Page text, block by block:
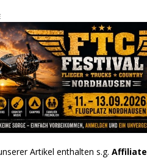
Artikel enthalten s.g. Affiliate